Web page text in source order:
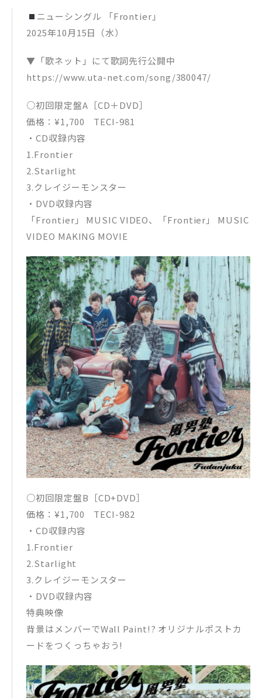
ニューシングル 「Frontier」
2025年10月15日（水）
▼「歌ネット」にて歌詞先行公開中
https://www.uta-net.com/song/380047/
○初回限定盤A［CD＋DVD］
価格：¥1,700 TECI-981
・CD収録内容
1.Frontier
2.Starlight
3.クレイジーモンスター
・DVD収録内容
「Frontier」 MUSIC VIDEO、「Frontier」 MUSIC
VIDEO MAKING MOVIE
○初回限定盤B［CD+DVD］
価格：¥1,700 TECI-982
・CD収録内容
1.Frontier
2.Starlight
3.クレイジーモンスター
・DVD収録内容
特典映像
背景はメンバーでWall Paint!? オリジナルポストカ
ードをつくっちゃおう!